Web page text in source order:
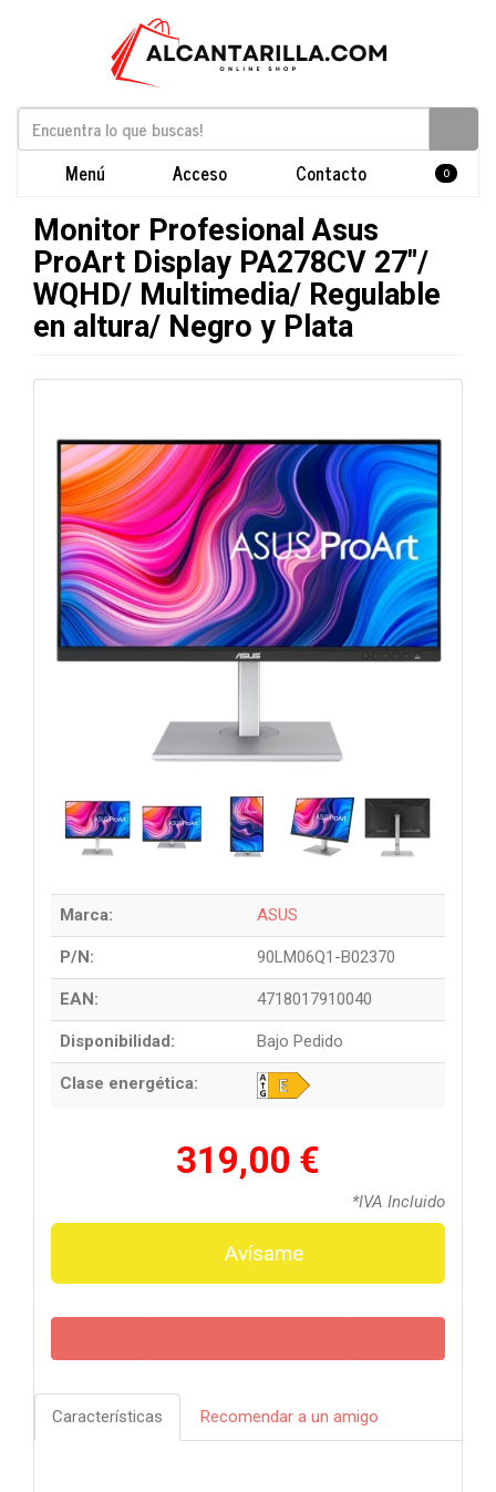
Menú Acceso Contacto 0
Monitor Profesional Asus
ProArt Display PA278CV 27"/
WQHD/ Multimedia/ Regulable
en altura/ Negro y Plata
Marca: ASUS
P/N: 90LM06Q1-B02370
EAN: 4718017910040
Disponibilidad: Bajo Pedido
Clase energética:
319,00 €
*IVA Incluido
Avísame
Características Recomendar a un amigo